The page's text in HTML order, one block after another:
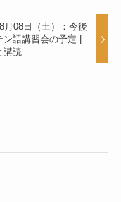
月08日（土）：今後
ン語講習会の予定 |
講読